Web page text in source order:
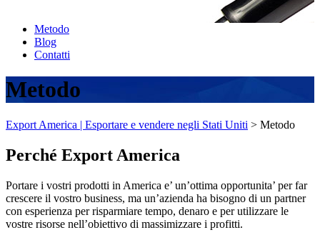
Metodo
Blog
Contatti
Metodo
Export America | Esportare e vendere negli Stati Uniti > Metodo
Perché Export America
Portare i vostri prodotti in America e’ un’ottima opportunita’ per far
crescere il vostro business, ma un’azienda ha bisogno di un partner
con esperienza per risparmiare tempo, denaro e per utilizzare le
vostre risorse nell’obiettivo di massimizzare i profitti.